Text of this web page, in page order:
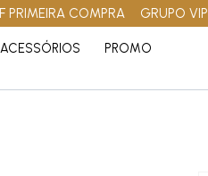
PRIMEIRA COMPRA GRUPO VIP
ACESSÓRIOS PROMO